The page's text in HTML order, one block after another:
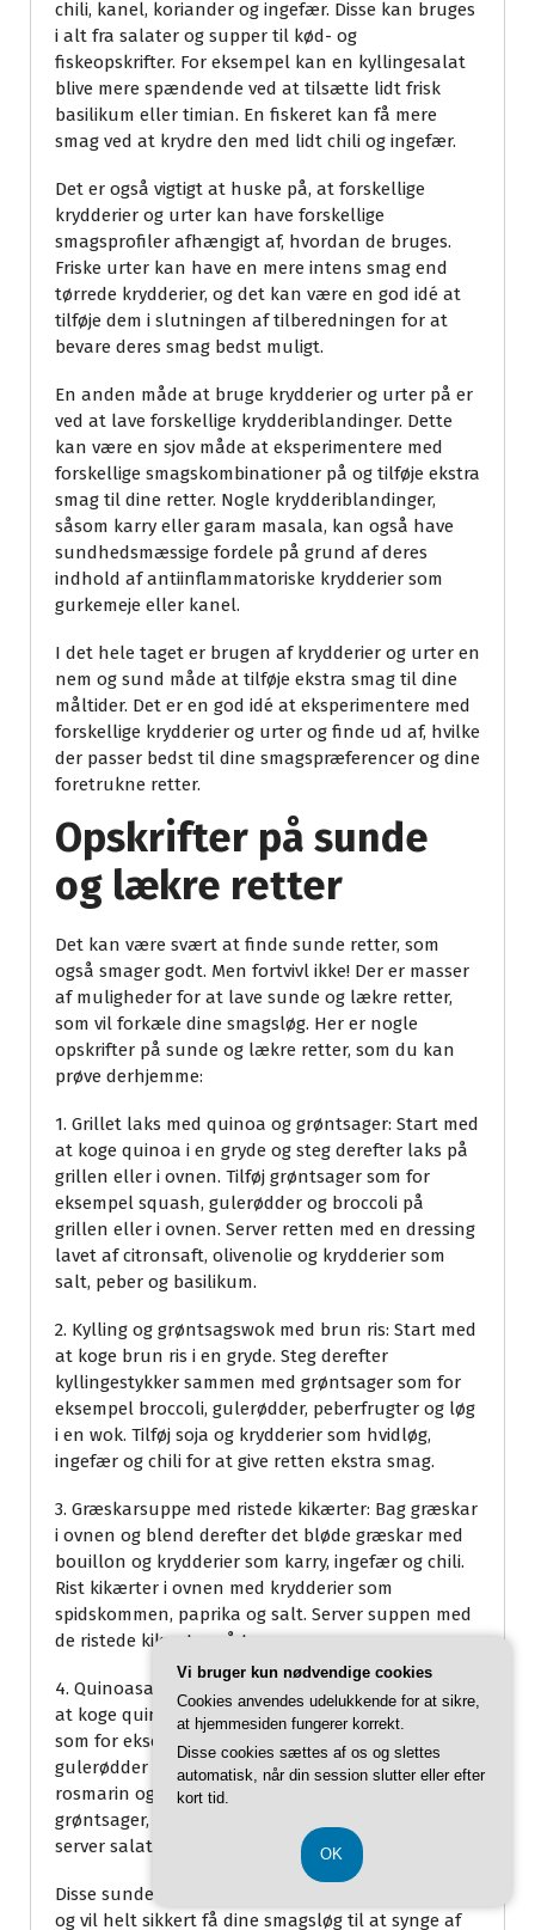
chili, kanel, koriander og ingefær. Disse kan bruges
i alt fra salater og supper til kød- og
fiskeopskrifter. For eksempel kan en kyllingesalat
blive mere spændende ved at tilsætte lidt frisk
basilikum eller timian. En fiskeret kan få mere
smag ved at krydre den med lidt chili og ingefær.
Det er også vigtigt at huske på, at forskellige
krydderier og urter kan have forskellige
smagsprofiler afhængigt af, hvordan de bruges.
Friske urter kan have en mere intens smag end
tørrede krydderier, og det kan være en god idé at
tilføje dem i slutningen af tilberedningen for at
bevare deres smag bedst muligt.
En anden måde at bruge krydderier og urter på er
ved at lave forskellige krydderiblandinger. Dette
kan være en sjov måde at eksperimentere med
forskellige smagskombinationer på og tilføje ekstra
smag til dine retter. Nogle krydderiblandinger,
såsom karry eller garam masala, kan også have
sundhedsmæssige fordele på grund af deres
indhold af antiinflammatoriske krydderier som
gurkemeje eller kanel.
I det hele taget er brugen af krydderier og urter en
nem og sund måde at tilføje ekstra smag til dine
måltider. Det er en god idé at eksperimentere med
forskellige krydderier og urter og finde ud af, hvilke
der passer bedst til dine smagspræferencer og dine
foretrukne retter.
Opskrifter på sunde
og lækre retter
Det kan være svært at finde sunde retter, som
også smager godt. Men fortvivl ikke! Der er masser
af muligheder for at lave sunde og lækre retter,
som vil forkæle dine smagsløg. Her er nogle
opskrifter på sunde og lækre retter, som du kan
prøve derhjemme:
1. Grillet laks med quinoa og grøntsager: Start med
at koge quinoa i en gryde og steg derefter laks på
grillen eller i ovnen. Tilføj grøntsager som for
eksempel squash, gulerødder og broccoli på
grillen eller i ovnen. Server retten med en dressing
lavet af citronsaft, olivenolie og krydderier som
salt, peber og basilikum.
2. Kylling og grøntsagswok med brun ris: Start med
at koge brun ris i en gryde. Steg derefter
kyllingestykker sammen med grøntsager som for
eksempel broccoli, gulerødder, peberfrugter og løg
i en wok. Tilføj soja og krydderier som hvidløg,
ingefær og chili for at give retten ekstra smag.
3. Græskarsuppe med ristede kikærter: Bag græskar
i ovnen og blend derefter det bløde græskar med
bouillon og krydderier som karry, ingefær og chili.
Rist kikærter i ovnen med krydderier som
spidskommen, paprika og salt. Server suppen med
de ristede kikærter på toppen.
4. Quinoasalat med ristede grøntsager: Start med
at koge quinoa i en gryde. Rist derefter grøntsager
som for eksempel søde kartofler, rødbeder og
gulerødder i ovnen med krydderier som timian,
rosmarin og salt. Bland quinoaen med de ristede
grøntsager, tilsæt lidt citronsaft og olivenolie og
server salaten med lidt frisk persille på toppen.
Disse sunde og lækre retter er nemme at tilberede
og vil helt sikkert få dine smagsløg til at synge af
Vi bruger kun nødvendige cookies
Cookies anvendes udelukkende for at sikre,
at hjemmesiden fungerer korrekt.
Disse cookies sættes af os og slettes
automatisk, når din session slutter eller efter
kort tid.
OK